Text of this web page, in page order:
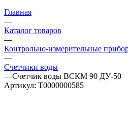
Главная
—
Каталог товаров
—
Контрольно-измерительные
—
Счетчики воды
—Счетчик воды ВСКМ 90 ДУ-50
Артикул: Т0000000585